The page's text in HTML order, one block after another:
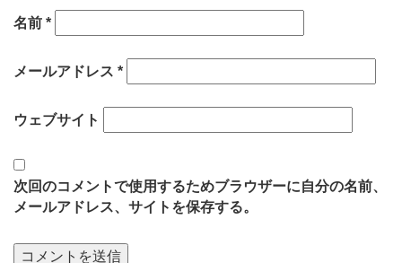
名前 *
メールアドレス *
ウェブサイト
次回のコメントで使用するためブラウザーに自分の名前、
メールアドレス、サイトを保存する。